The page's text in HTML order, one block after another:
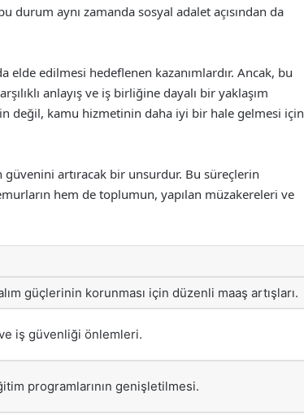
durum aynı zamanda sosyal adalet açısından da
edilmesi hedeflenen kazanımlardır. Ancak, bu
anlayış ve iş birliğine dayalı bir yaklaşım
değil, kamu hizmetinin daha iyi bir hale gelmesi için
artıracak bir unsurdur. Bu süreçlerin
hem de toplumun, yapılan müzakereleri ve
güçlerinin korunması için düzenli maaş artışları.
iş güvenliği önlemleri.
programlarının genişletilmesi.